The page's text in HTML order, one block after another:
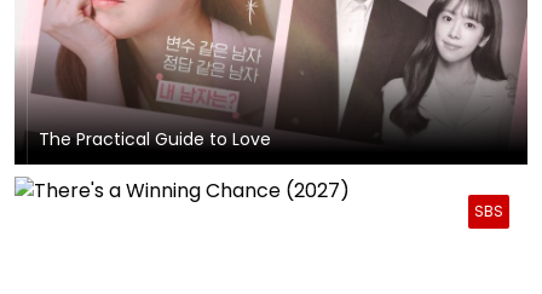
The Practical Guide to Love
SBS